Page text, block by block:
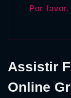
Por
Assistir
Online